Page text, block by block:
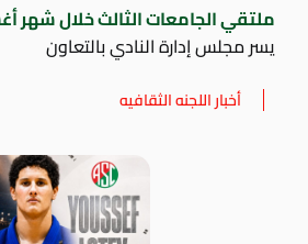
ملتقي الجامعات الثالث خلال
يسر مجلس إدارة النادي بالتعاون
أخبار اللجنه الثقافيه